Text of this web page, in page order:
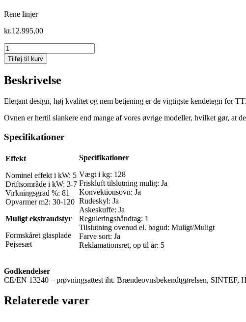
Rene linjer
kr.12.995,00
TT30
antal
Tilføj til kurv
Beskrivelse
Elegant design, høj kvalitet og nem betjening er de vigtigste kendetegn for
Ovnen er hertil slankere end mange af vores øvrige modeller, hvilket gør, at
Specifikationer
Effekt
Nominel effekt i kW: 5
Driftsområde i kW: 3-7
Virkningsgrad %: 81
Opvarmer m2: 30-120
Muligt ekstraudstyr
Formskåret glasplade
Pejsesæt
Specifikationer
Vægt i kg: 128
Friskluft tilslutning mulig: Ja
Konvektionsovn: Ja
Rudeskyl: Ja
Askeskuffe: Ja
Reguleringshåndtag: 1
Tilslutning ovenud el. bagud: Muligt/Muligt
Farve sort: Ja
Reklamationsret, op til år: 5
Godkendelser
CE/EN 13240 – prøvningsattest iht. Brændeovnsbekendtgørelsen, SINTEF,
Relaterede varer